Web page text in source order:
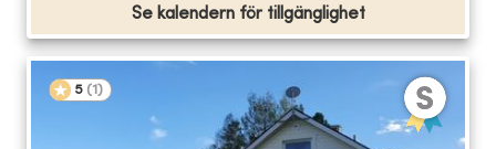
Se kalendern för tillgänglighet
5 (1 )